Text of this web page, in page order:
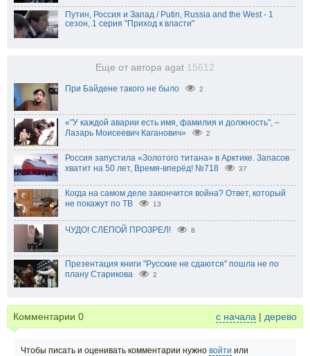
Путин, Россия и Запад / Putin, Russia and the West - 1
сезон, 1 серия "Приход к власти"
Еще от автора agat 15612
При Байдене такого не было 2
«"У каждой аварии есть имя, фамилия и должность", –
Лазарь Моисеевич Каганович»
2
Россия запустила «Золотого титана» в Арктике. Запасов
хватит на 50 лет, Время-вперёд! №718
37
Когда на самом деле закончится война? Ответ, который
не покажут по ТВ
13
ЧУДО! СЛЕПОЙ ПРОЗРЕЛ! 8
Презентация книги "Русские не сдаются" пошла не по
плану Старикова
2
Комментарии 0 с начала | дерево
Чтобы писать и оценивать комментарии нужно войти или